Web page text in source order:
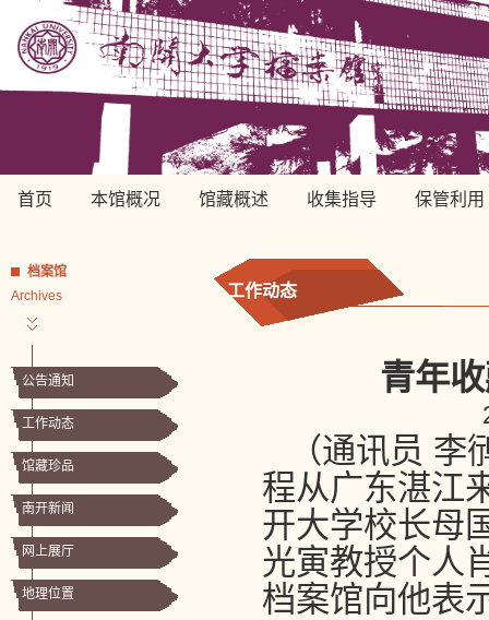
首页 本馆概况 馆藏概述 收集指导 保管利用
档案馆
Archives
公告通知
工作动态
馆藏珍品
南开新闻
网上展厅
地理位置
工作动态
青年
（通讯员
程从广东湛江
开大学校长母
光寅教授个人
档案馆向他表